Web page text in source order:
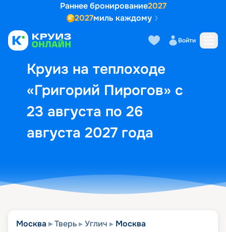
Раннее бронирование2027
2027миль каждому
Войти
Круиз на теплоходе
«Григорий Пирогов» с
23 августа по 26
августа 2027 года
Выбор кают Маршрут и
Москва Тверь Углич Москва